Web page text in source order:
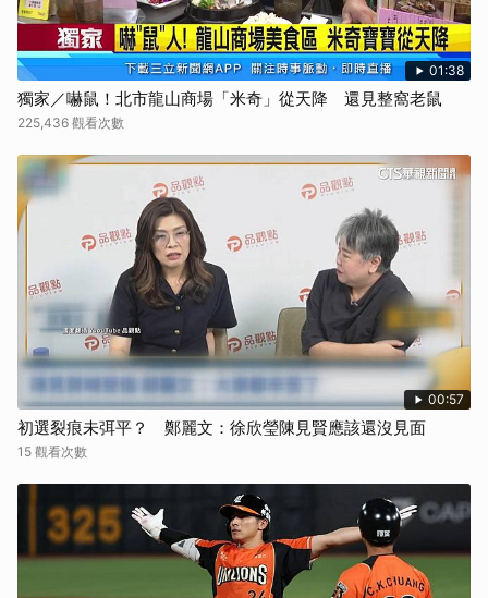
01:38
獨家／嚇鼠！北市龍山商場「米奇」從天降 還見整窩老鼠
225,436 觀看次數
00:57
初選裂痕未弭平？ 鄭麗文：徐欣瑩陳見賢應該還沒見面
15 觀看次數